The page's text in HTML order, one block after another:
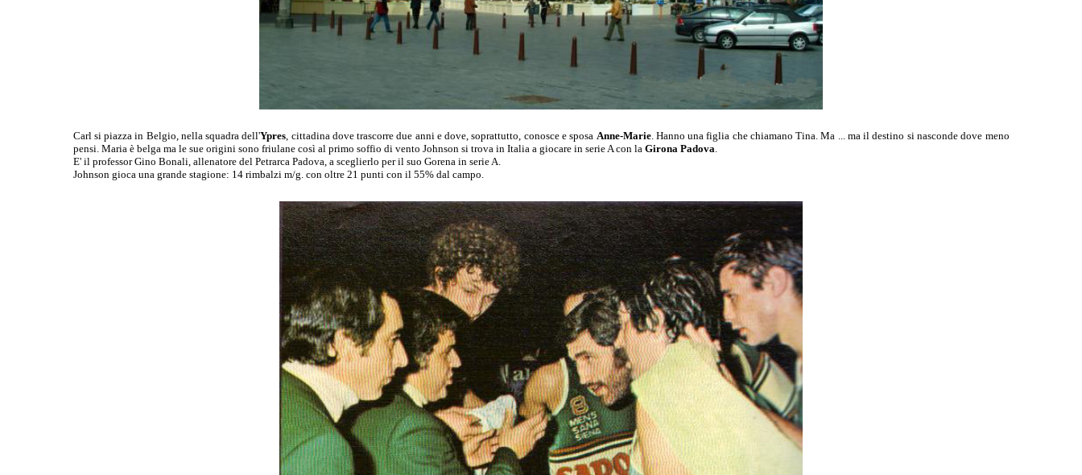
Carl si piazza in Belgio, nella squadra dell'Ypres, cittadina dove trascorre due anni e dove, soprattutto, conosce e sposa Anne-Marie. Hanno una figlia che chiamano Tina. Ma ... ma il destino si nasconde dove meno
pensi. Maria è belga ma le sue origini sono friulane così al primo soffio di vento Johnson si trova in Italia a giocare in serie A con la Girona Padova.
E' il professor Gino Bonali, allenatore del Petrarca Padova, a sceglierlo per il suo Gorena in serie A.
Johnson gioca una grande stagione: 14 rimbalzi m/g. con oltre 21 punti con il 55% dal campo.